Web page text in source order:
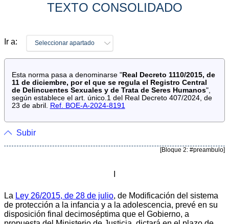
TEXTO CONSOLIDADO
Ir a: Seleccionar apartado
Esta norma pasa a denominarse "Real Decreto 1110/2015, de
11 de diciembre, por el que se regula el Registro Central
de Delincuentes Sexuales y de Trata de Seres Humanos",
según establece el art. único.1 del Real Decreto 407/2024, de
23 de abril.
Ref. BOE-A-2024-8191
Subir
[Bloque 2: #preambulo]
La Ley 26/2015, de 28 de julio, de Modificación del sistema
de protección a la infancia y a la adolescencia, prevé en su
disposición final decimoséptima que el Gobierno, a